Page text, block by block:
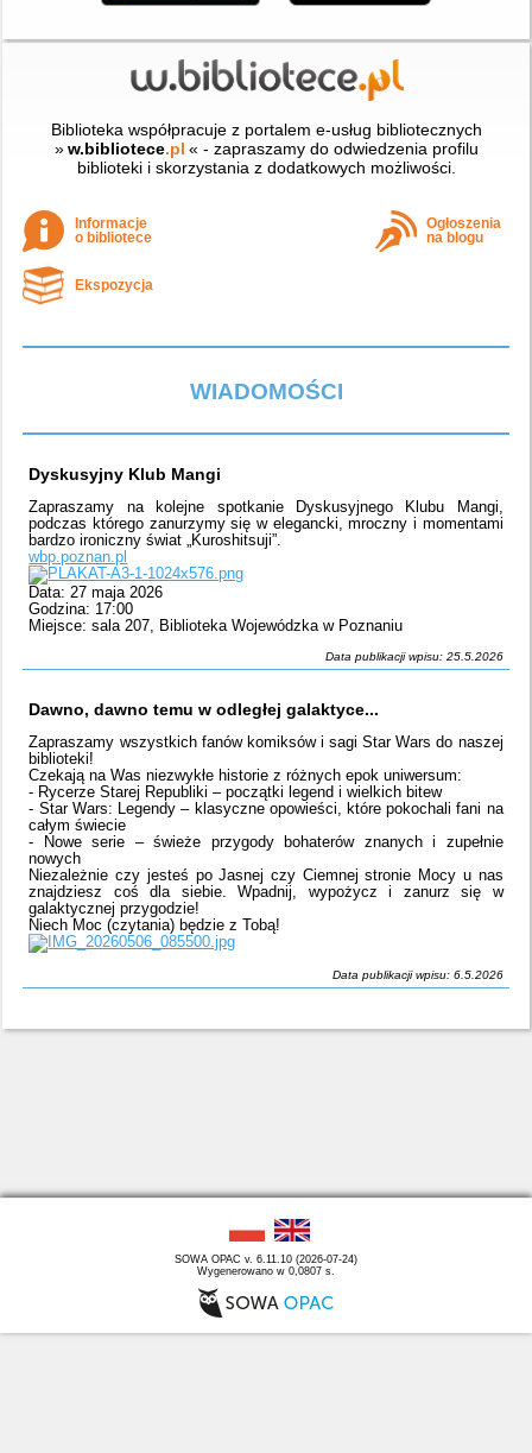
Biblioteka współpracuje z portalem e-usług bibliotecznych
» w.bibliotece.pl « - zapraszamy do odwiedzenia profilu
biblioteki i skorzystania z dodatkowych możliwości.
Informacje
o bibliotece
Ogłoszenia
na blogu
Ekspozycja
WIADOMOŚCI
Dyskusyjny Klub Mangi
Zapraszamy na kolejne spotkanie Dyskusyjnego Klubu Mangi,
podczas którego zanurzymy się w elegancki, mroczny i momentami
bardzo ironiczny świat „Kuroshitsuji”.
wbp.poznan.pl
Data: 27 maja 2026
Godzina: 17:00
Miejsce: sala 207, Biblioteka Wojewódzka w Poznaniu
Data publikacji wpisu: 25.5.2026
Dawno, dawno temu w odległej galaktyce...
Zapraszamy wszystkich fanów komiksów i sagi Star Wars do naszej
biblioteki!
Czekają na Was niezwykłe historie z różnych epok uniwersum:
- Rycerze Starej Republiki – początki legend i wielkich bitew
- Star Wars: Legendy – klasyczne opowieści, które pokochali fani na
całym świecie
- Nowe serie – świeże przygody bohaterów znanych i zupełnie
nowych
Niezależnie czy jesteś po Jasnej czy Ciemnej stronie Mocy u nas
znajdziesz coś dla siebie. Wpadnij, wypożycz i zanurz się w
galaktycznej przygodzie!
Niech Moc (czytania) będzie z Tobą!
Data publikacji wpisu: 6.5.2026
SOWA OPAC v. 6.11.10 (2026-07-24)
Wygenerowano w 0,0807 s.